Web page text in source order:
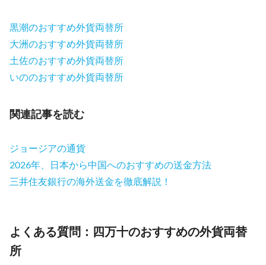
黒潮のおすすめ外貨両替所
大洲のおすすめ外貨両替所
土佐のおすすめ外貨両替所
いののおすすめ外貨両替所
関連記事を読む
ジョージアの通貨
2026年、日本から中国へのおすすめの送金方法
三井住友銀行の海外送金を徹底解説！
よくある質問：四万十のおすすめの外貨両替
所